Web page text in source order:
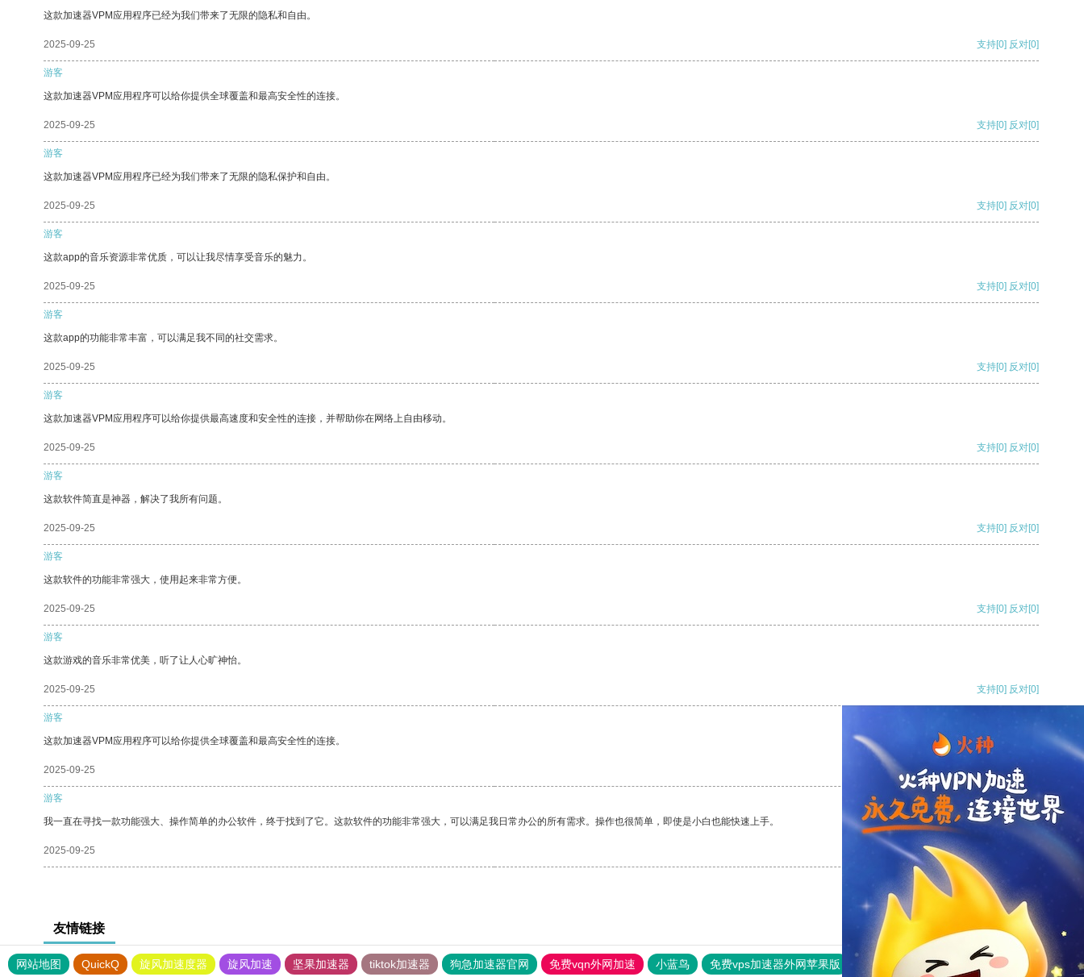
这款加速器VPM应用程序已经为我们带来了无限的隐私和自由。
2025-09-25 支持[0] 反对[0]
游客
这款加速器VPM应用程序可以给你提供全球覆盖和最高安全性的连接。
2025-09-25 支持[0] 反对[0]
游客
这款加速器VPM应用程序已经为我们带来了无限的隐私保护和自由。
2025-09-25 支持[0] 反对[0]
游客
这款app的音乐资源非常优质，可以让我尽情享受音乐的魅力。
2025-09-25 支持[0] 反对[0]
游客
这款app的功能非常丰富，可以满足我不同的社交需求。
2025-09-25 支持[0] 反对[0]
游客
这款加速器VPM应用程序可以给你提供最高速度和安全性的连接，并帮助你在网络上自由移动。
2025-09-25 支持[0] 反对[0]
游客
这款软件简直是神器，解决了我所有问题。
2025-09-25 支持[0] 反对[0]
游客
这款软件的功能非常强大，使用起来非常方便。
2025-09-25 支持[0] 反对[0]
游客
这款游戏的音乐非常优美，听了让人心旷神怡。
2025-09-25 支持[0] 反对[0]
游客
这款加速器VPM应用程序可以给你提供全球覆盖和最高安全性的连接。
2025-09-25 支持 反对
游客
我一直在寻找一款功能强大、操作简单的办公软件，终于找到了它。这款软件的功能非常强大，可以满足我日常办公的所有需求。操作也很简单，即使是小白也能快速上手。
2025-09-25 [0]
友情链接
网站地图 QuickQ 旋风加速度器 旋风加速 坚果加速器 tiktok加速器 狗急加速器官网 免费vqn外网加速 小蓝鸟 免费vps加速器外网苹果版 旋风加速度器 快连加速器